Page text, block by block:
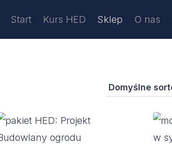
Start Kurs HED Sklep O nas